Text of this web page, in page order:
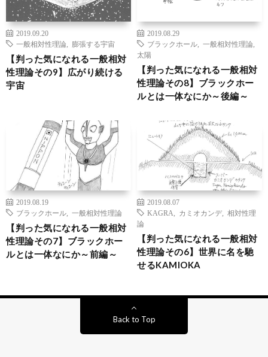
2019.09.20
一般相対性理論
膨張する宇宙
【判った気になれる一般相対
性理論その9】広がり続ける
宇宙
2019.08.29
ブラックホール
一般相対性理論
太陽
【判った気になれる一般相対
性理論その8】ブラックホー
ルとは一体なにか～後編～
2019.08.19
ブラックホール
一般相対性理論
【判った気になれる一般相対
性理論その7】ブラックホー
ルとは一体なにか～前編～
2019.08.07
KAGRA
カミオカンデ, 相対性理
論
【判った気になれる一般相対
性理論その6】世界に名を馳
せるKAMIOKA
Back to Top